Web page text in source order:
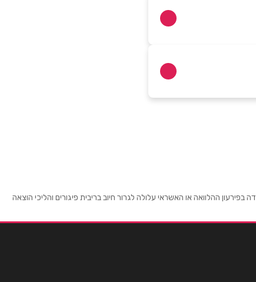
ההלוואה או האשראי עלולה לגרור חיוב בריבית פיגורים והליכי הוצאה